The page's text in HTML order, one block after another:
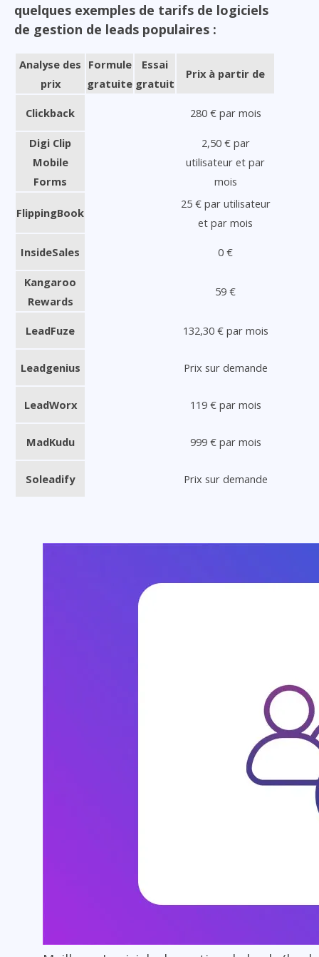
quelques exemples de tarifs de logiciels
de gestion de leads populaires :
Analyse des
prix
Formule
gratuite
Essai
gratuit
Prix à partir de
Clickback 280 € par mois
Digi Clip
Mobile
Forms
2,50 € par
utilisateur et par
mois
FlippingBook
25 € par utilisateur
et par mois
InsideSales 0 €
Kangaroo
Rewards
59 €
LeadFuze 132,30 € par mois
Leadgenius Prix sur demande
LeadWorx 119 € par mois
MadKudu 999 € par mois
Soleadify Prix sur demande